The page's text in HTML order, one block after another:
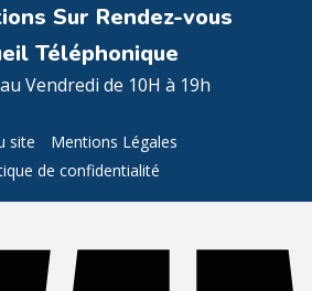
Sur Rendez-vous
Téléphonique
Vendredi de 10H à 19h
site
Mentions Légales
de confidentialité